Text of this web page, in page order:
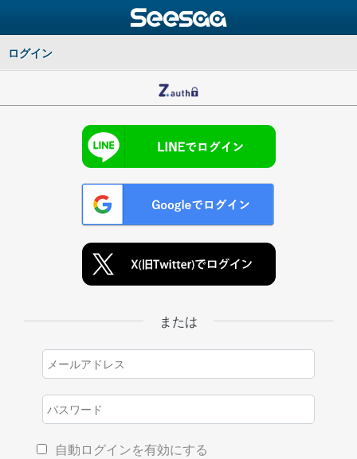
ログイン
または
自動ログインを有効にする